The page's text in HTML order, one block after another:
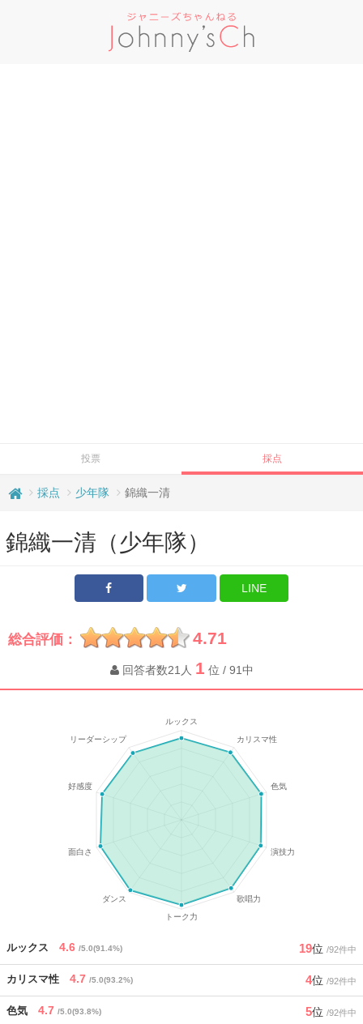
投票 採点
採点 少年隊 錦織一清
錦織一清（少年隊）
LINE
総合評価： 4.71
回答者数21人 1 位 / 91中
ルックス 4.6 /5.0(91.4%) 19位 /92件中
カリスマ性 4.7 /5.0(93.2%) 4位 /92件中
色気 4.7 /5.0(93.8%) 5位 /92件中